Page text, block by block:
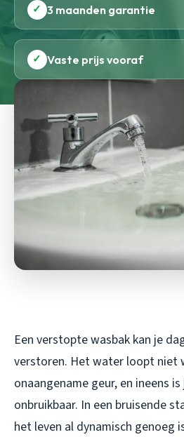
✓ 3 maanden garantie
✓ Vaste prijs vooraf
Een verstopte wasbak kan je
verstoren. Het water loopt niet
onaangename geur, en ineens
onbruikbaar. In een bruisende
het leven al dynamisch genoeg